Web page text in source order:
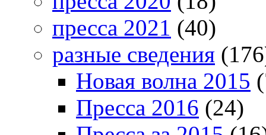
пресса 2021 (40)
разные сведения
Новая волна 2015
Пресса 2016 (24)